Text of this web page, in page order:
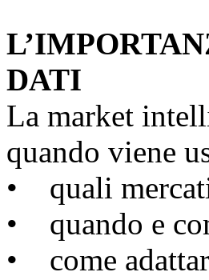
DATI
La market
quando viene
• quali
• quando e
• come